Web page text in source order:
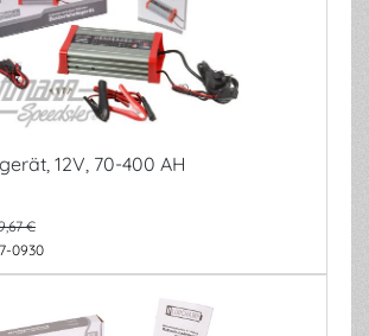
12V, 70-400 AH
€
0930